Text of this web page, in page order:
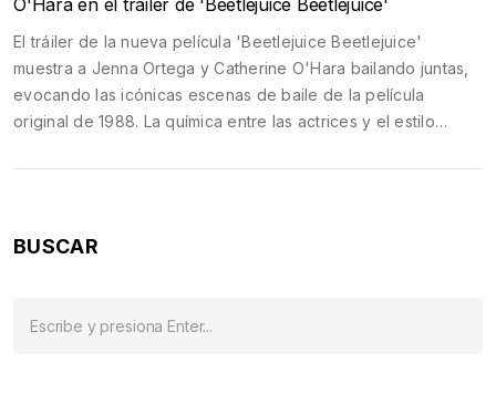
El tráiler de la nueva película 'Beetlejuice Beetlejuice'
muestra a Jenna Ortega y Catherine O'Hara bailando juntas,
evocando las icónicas escenas de baile de la película
original de 1988. La química entre las actrices y el estilo
BUSCAR